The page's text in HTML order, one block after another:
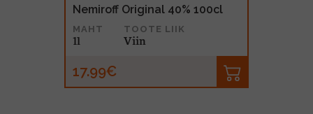
Nemiroff Original 40% 100cl
MAHT
1l
TOOTE LIIK
Viin
17.99€